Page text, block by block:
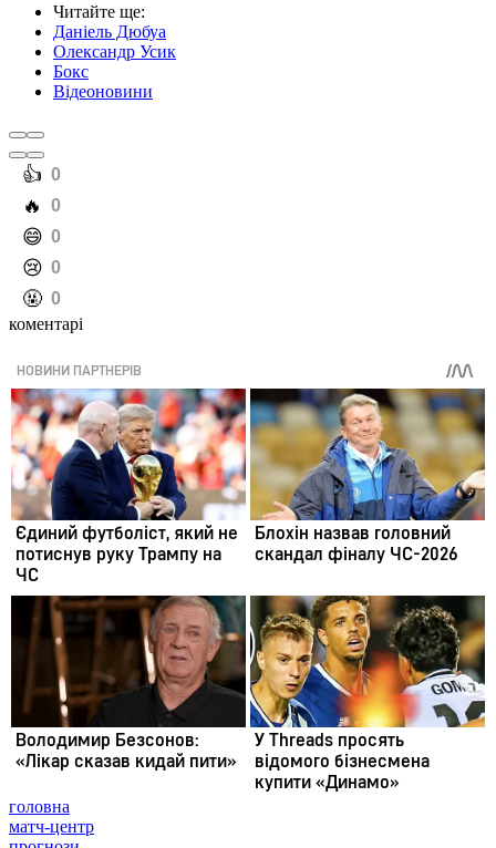
Читайте ще:
Даніель Дюбуа
Олександр Усик
Бокс
Відеоновини
️👍 0
️🔥 0
️😄 0
️😢 0
️🤬 0
коментарі
головна
матч-центр